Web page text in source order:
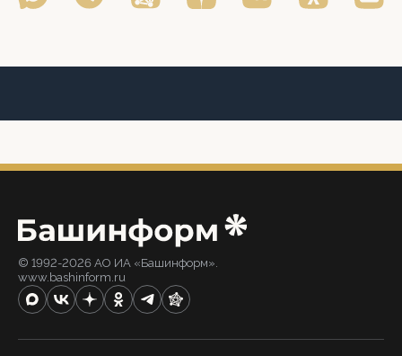
© 1992-2026 АО ИА «Башинформ».
www.bashinform.ru